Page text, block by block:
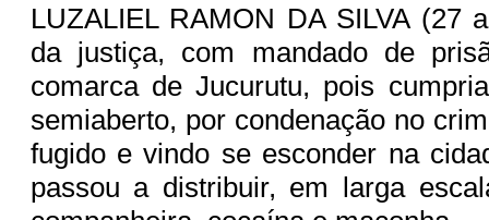
LUZALIEL RAMON DA SILVA (27
da justiça, com mandado de
comarca de Jucurutu, pois
semiaberto, por condenação no
fugido e vindo se esconder na
passou a distribuir, em larga